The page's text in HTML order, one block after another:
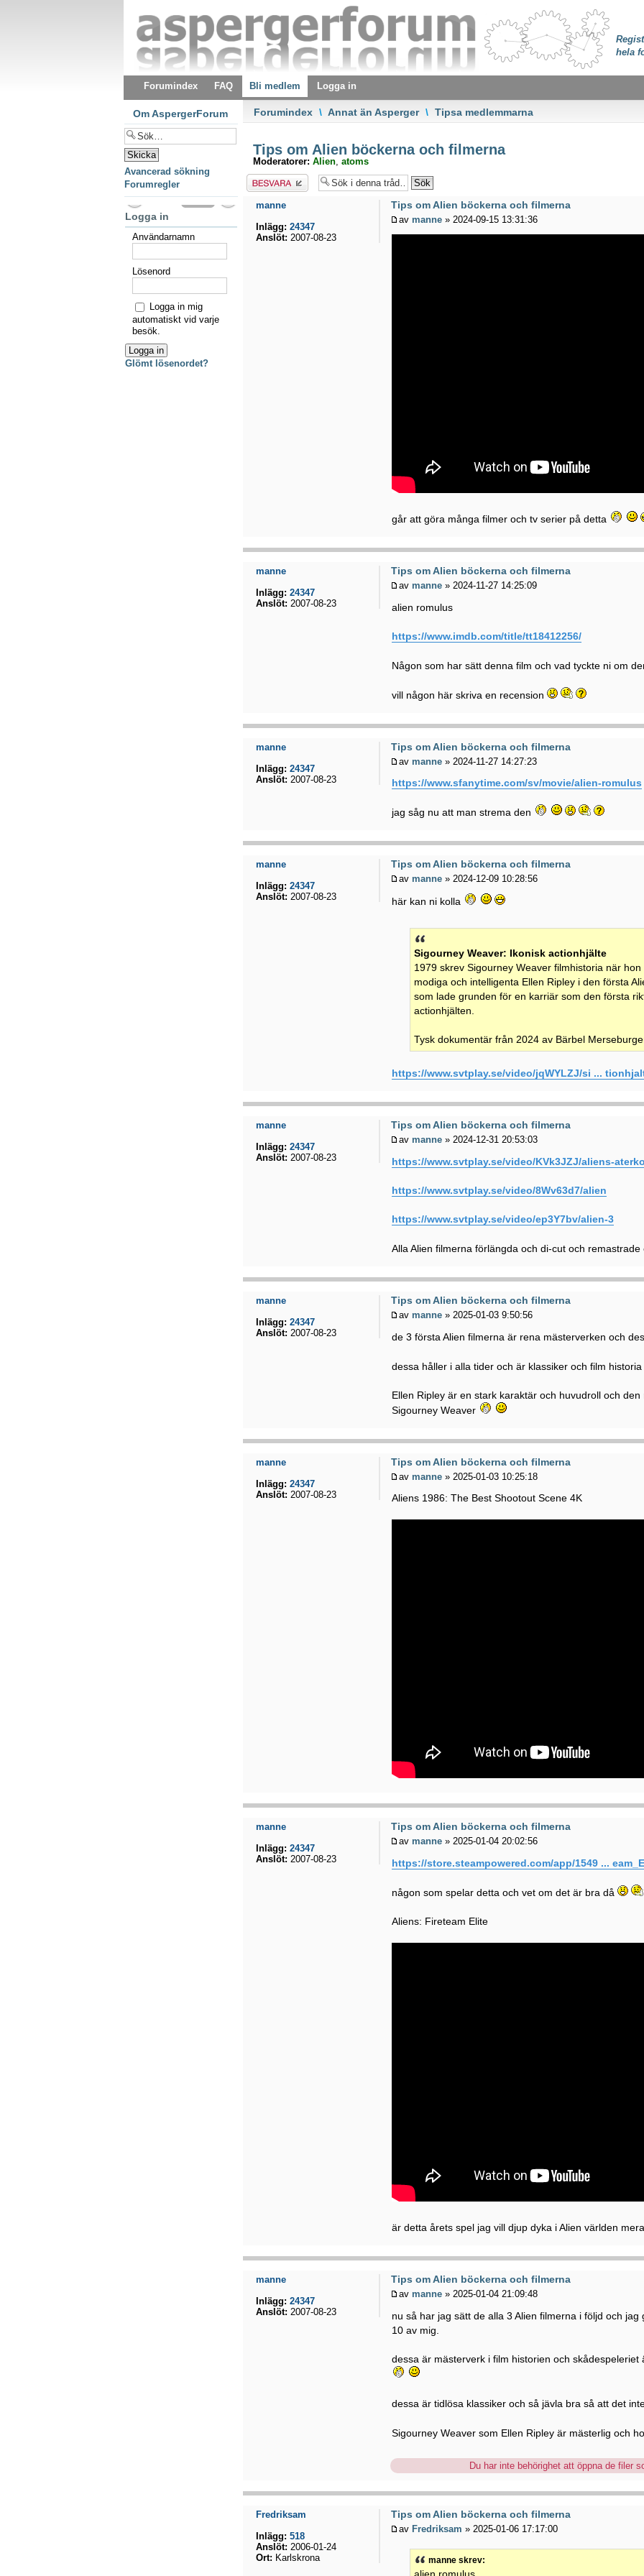
hela
Forumindex FAQ Bli medlem Logga in
Forumindex \ Annat än Asperger \ Tipsa medlemmarna
Tips om Alien böckerna och filmerna
Moderatorer: Alien, atoms
Besvara
Tips om Alien böckerna och filmerna
avmanne » 2024-09-15 13:31:36
går att göra många filmer och tv serier på detta
manne
Inlägg: 24347
Anslöt: 2007-08-23
Tips om Alien böckerna och filmerna
avmanne » 2024-11-27 14:25:09
alien romulus
https://www.imdb.com/title/tt18412256/
Någon som har sätt denna film och vad tyckte ni om
vill någon här skriva en recension
manne
Inlägg: 24347
Anslöt: 2007-08-23
Tips om Alien böckerna och filmerna
avmanne » 2024-11-27 14:27:23
https://www.sfanytime.com/sv/movie/alien-romulus
jag såg nu att man strema den
manne
Inlägg: 24347
Anslöt: 2007-08-23
Tips om Alien böckerna och filmerna
avmanne » 2024-12-09 10:28:56
här kan ni kolla
Sigourney Weaver: Ikonisk actionhjälte
1979 skrev Sigourney Weaver filmhistoria när
modiga och intelligenta Ellen Ripley i den första
som lade grunden för en karriär som den första
actionhjälten.
Tysk dokumentär från 2024 av Bärbel
https://www.svtplay.se/video/jqWYLZJ/si ...
manne
Inlägg: 24347
Anslöt: 2007-08-23
Tips om Alien böckerna och filmerna
avmanne » 2024-12-31 20:53:03
https://www.svtplay.se/video/KVk3JZJ/aliens-
https://www.svtplay.se/video/8Wv63d7/alien
https://www.svtplay.se/video/ep3Y7bv/alien-3
Alla Alien filmerna förlängda och di-cut och
manne
Inlägg: 24347
Anslöt: 2007-08-23
Tips om Alien böckerna och filmerna
avmanne » 2025-01-03 9:50:56
de 3 första Alien filmerna är rena mästerverken och
dessa håller i alla tider och är klassiker och film
Ellen Ripley är en stark karaktär och huvudroll och
Sigourney Weaver
manne
Inlägg: 24347
Anslöt: 2007-08-23
Tips om Alien böckerna och filmerna
avmanne » 2025-01-03 10:25:18
Aliens 1986: The Best Shootout Scene 4K
manne
Inlägg: 24347
Anslöt: 2007-08-23
Tips om Alien böckerna och filmerna
avmanne » 2025-01-04 20:02:56
https://store.steampowered.com/app/1549 ...
någon som spelar detta och vet om det är bra då
Aliens: Fireteam Elite
är detta årets spel jag vill djup dyka i Alien världen
manne
Inlägg: 24347
Anslöt: 2007-08-23
Tips om Alien böckerna och filmerna
avmanne » 2025-01-04 21:09:48
nu så har jag sätt de alla 3 Alien filmerna i följd och
10 av mig.
dessa är mästerverk i film historien och
dessa är tidlösa klassiker och så jävla bra så att det
Sigourney Weaver som Ellen Ripley är mästerlig och
Du har inte behörighet att öppna de filer
manne
Inlägg: 24347
Anslöt: 2007-08-23
Tips om Alien böckerna och filmerna
av Fredriksam » 2025-01-06 17:17:00
manne skrev:
Fredriksam
Inlägg: 518
Anslöt: 2006-01-24
Ort: Karlskrona
Om AspergerForum
Avancerad sökning
Forumregler
Logga in
Användarnamn
Lösenord
Logga in mig
automatiskt vid varje
besök.
Glömt lösenordet?